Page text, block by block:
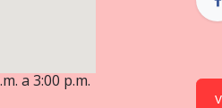
a 3:00 p.m.